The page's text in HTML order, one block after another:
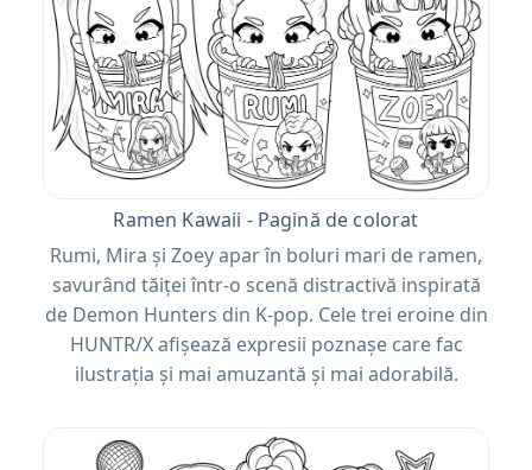
Ramen Kawaii - Pagină de colorat
Rumi, Mira și Zoey apar în boluri mari de ramen,
savurând tăiței într-o scenă distractivă inspirată
de Demon Hunters din K-pop. Cele trei eroine din
HUNTR/X afișează expresii poznașe care fac
ilustrația și mai amuzantă și mai adorabilă.